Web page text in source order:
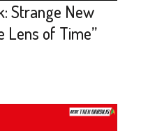
Strange New
Lens of Time”